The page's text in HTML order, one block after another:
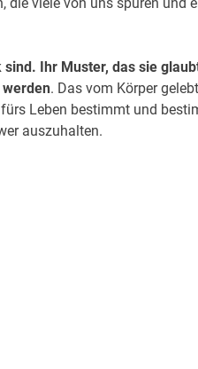
viele von uns spüren und
Ihr Muster, das sie
. Das vom Körper
Leben bestimmt und
auszuhalten.